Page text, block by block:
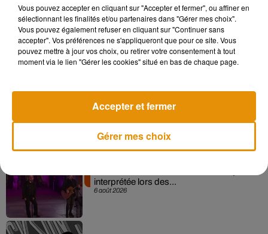
Musique
6 août 2026
Pomme emprunte le décor de l’émission
« Loups Garous » pour son...
6 août 2026
interprétée lors des...
Vous pouvez accepter en cliquant sur "Accepter et fermer", ou affiner en
sélectionnant les finalités et/ou partenaires dans "Gérer mes choix".
Vous pouvez également refuser en cliquant sur "Continuer sans
accepter". Vos préférences ne s'appliqueront que pour ce site. Vous
pouvez mettre à jour vos choix, ou retirer votre consentement à tout
moment via le lien "Gérer les cookies" situé en bas de chaque page.
Gérer mes choix
Accepter et fermer